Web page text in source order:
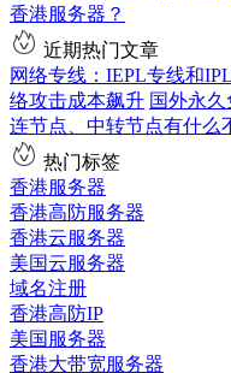
香港服务器？
近期热门文章
网络专线：IEPL专线和
络攻击成本飙升 国外永
连节点、中转节点有什么
热门标签
香港服务器
香港高防服务器
香港云服务器
美国云服务器
域名注册
香港高防IP
美国服务器
香港大带宽服务器